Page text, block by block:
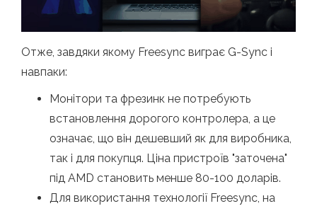
Отже, завдяки якому Freesync виграє G-Sync і
навпаки:
Монітори та фрезинк не потребують
встановлення дорогого контролера, а це
означає, що він дешевший як для виробника,
так і для покупця. Ціна пристроїв "заточена"
під AMD становить менше 80-100 доларів.
Для використання технології Freesync, на